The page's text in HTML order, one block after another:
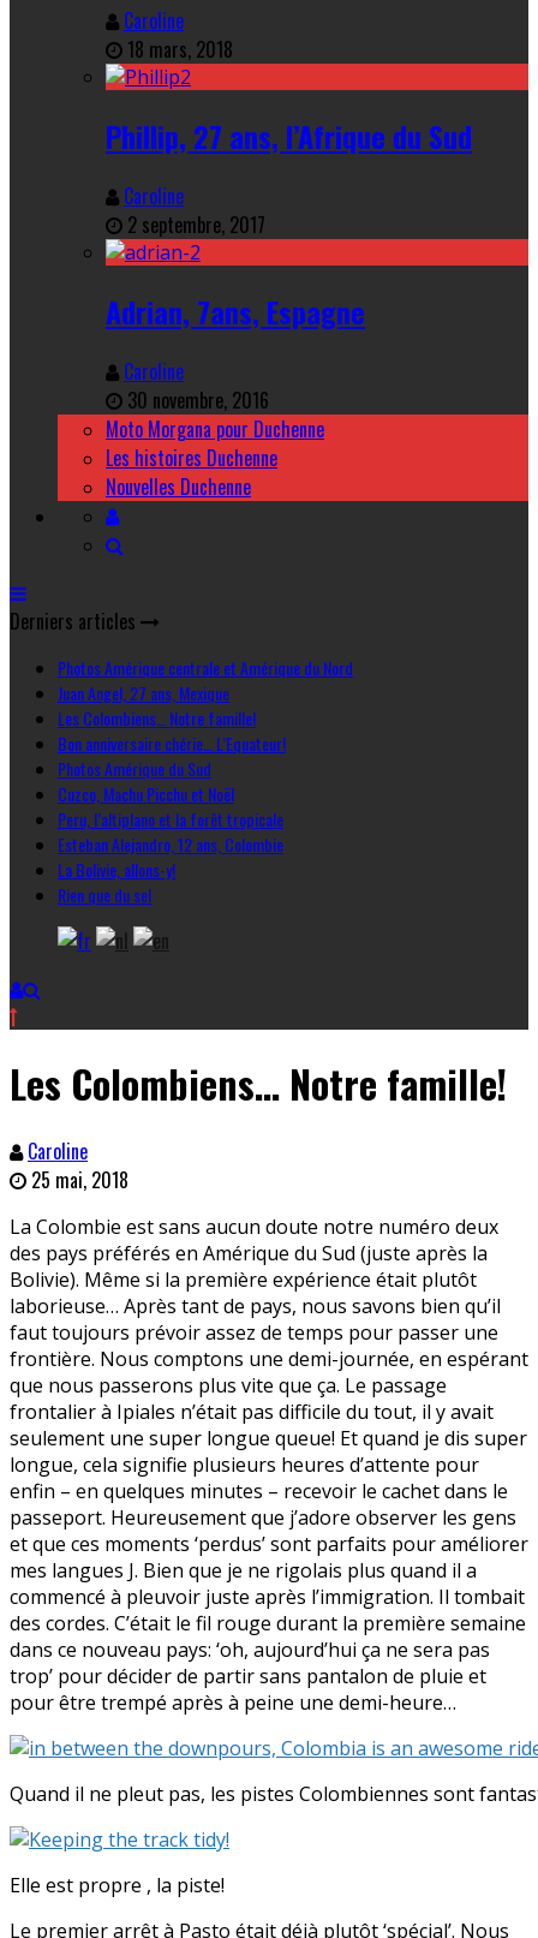
Caroline
18 mars, 2018
Phillip, 27 ans, l’Afrique du Sud
Caroline
2 septembre, 2017
Adrian, 7ans, Espagne
Caroline
30 novembre, 2016
Moto Morgana pour Duchenne
Les histoires Duchenne
Nouvelles Duchenne
Derniers articles
Photos Amérique centrale et Amérique du Nord
Juan Angel, 27 ans, Mexique
Les Colombiens… Notre famille!
Bon anniversaire chérie… L’Equateur!
Photos Amérique du Sud
Cuzco, Machu Picchu et Noël
Peru, l’altiplano et la forêt tropicale
Esteban Alejandro, 12 ans, Colombie
La Bolivie, allons-y!
Rien que du sel
Les Colombiens… Notre famille!
Caroline
25 mai, 2018
La Colombie est sans aucun doute notre numéro deux
des pays préférés en Amérique du Sud (juste après la
Bolivie). Même si la première expérience était plutôt
laborieuse… Après tant de pays, nous savons bien qu’il
faut toujours prévoir assez de temps pour passer une
frontière. Nous comptons une demi-journée, en espérant
que nous passerons plus vite que ça. Le passage
frontalier à Ipiales n’était pas difficile du tout, il y avait
seulement une super longue queue! Et quand je dis super
longue, cela signifie plusieurs heures d’attente pour
enfin – en quelques minutes – recevoir le cachet dans le
passeport. Heureusement que j’adore observer les gens
et que ces moments ‘perdus’ sont parfaits pour améliorer
mes langues J. Bien que je ne rigolais plus quand il a
commencé à pleuvoir juste après l’immigration. Il tombait
des cordes. C’était le fil rouge durant la première semaine
dans ce nouveau pays: ‘oh, aujourd’hui ça ne sera pas
trop’ pour décider de partir sans pantalon de pluie et
pour être trempé après à peine une demi-heure…
Quand il ne pleut pas, les pistes Colombiennes sont
Elle est propre , la piste!
Le premier arrêt à Pasto était déjà plutôt ‘spécial’. Nous